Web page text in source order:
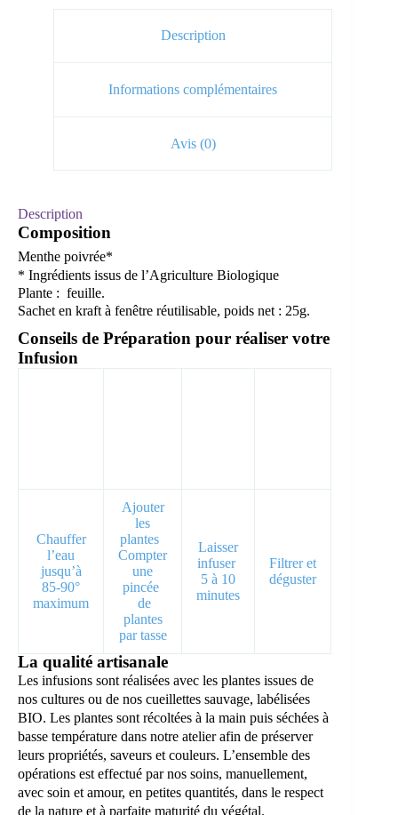
Description
Informations complémentaires
Avis (0)
Description
Composition
Menthe poivrée*
* Ingrédients issus de l’Agriculture Biologique
Plante : feuille.
Sachet en kraft à fenêtre réutilisable, poids net : 25g.
Conseils de Préparation pour réaliser votre
Infusion
Chauffer
l’eau
jusqu’à
85-90°
maximum
Ajouter
les
plantes
Compter
une
pincée
de
plantes
par tasse
Laisser
infuser
5 à 10
minutes
Filtrer et
déguster
La qualité artisanale
Les infusions sont réalisées avec les plantes issues de
nos cultures ou de nos cueillettes sauvage, labélisées
BIO. Les plantes sont récoltées à la main puis séchées à
basse température dans notre atelier afin de préserver
leurs propriétés, saveurs et couleurs. L’ensemble des
opérations est effectué par nos soins, manuellement,
avec soin et amour, en petites quantités, dans le respect
de la nature et à parfaite maturité du végétal.